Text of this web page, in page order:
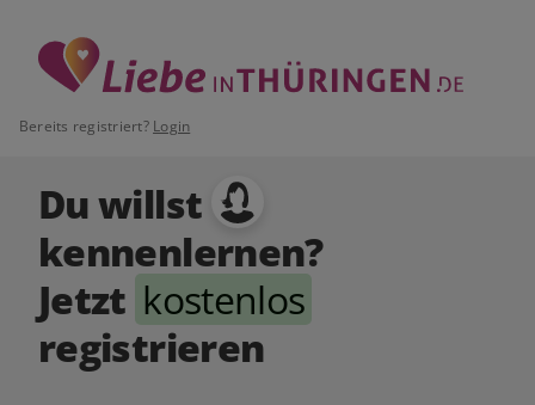
Bereits registriert? Login
Du willst
kennenlernen?
Jetzt kostenlos
registrieren